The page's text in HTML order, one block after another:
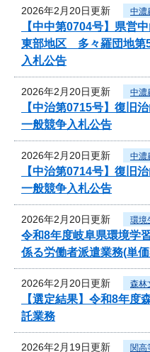
2026年2月20日更新 中濃
【中中第0704号】県営
東部地区 多々羅団地
入札公告
2026年2月20日更新 中濃
【中治第0715号】復
一般競争入札公告
2026年2月20日更新 中濃
【中治第0714号】復
一般競争入札公告
2026年2月20日更新 環境
令和8年度岐阜県環境学
係る労働者派遣業務(単
2026年2月20日更新 森林
【選定結果】令和8年度
託業務
2026年2月19日更新 関高